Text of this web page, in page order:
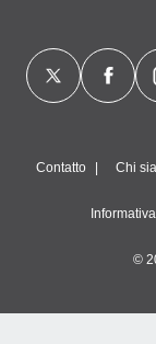
Contatto Chi
©